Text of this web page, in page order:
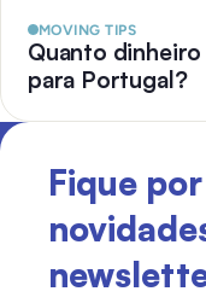
MOVING TIPS
Quanto
para Portugal?
Fique